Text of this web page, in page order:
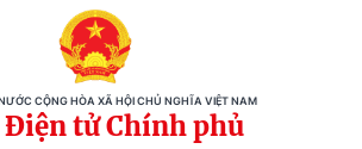
CỘNG HÒA XÃ HỘI CHỦ NGHĨA VIỆT NAM
Điện tử Chính phủ